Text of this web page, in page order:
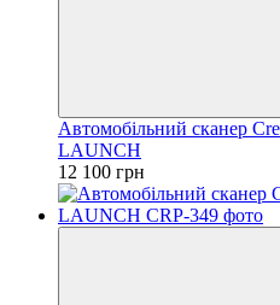
Автомобільний сканер
LAUNCH
12 100 грн